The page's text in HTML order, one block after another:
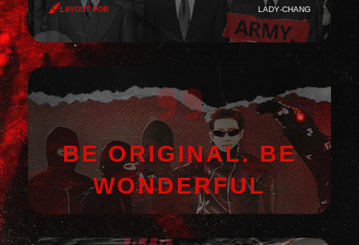
Layout por Lady-Chang
BE ORIGINAL. BE
WONDERFUL